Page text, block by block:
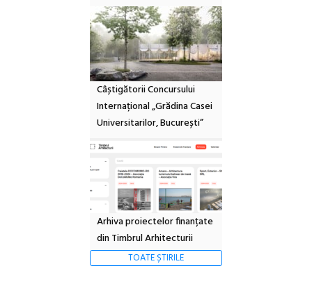
Câștigătorii Concursului
Internațional „Grădina Casei
Universitarilor, București”
Arhiva proiectelor finanțate
din Timbrul Arhitecturii
TOATE ȘTIRILE